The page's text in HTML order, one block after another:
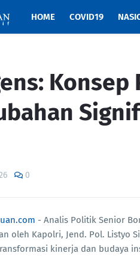
HOME COVID19
0
- Analis Politik Senior
oleh Kapolri, Jend. Pol. Listyo
kinerja dan budaya